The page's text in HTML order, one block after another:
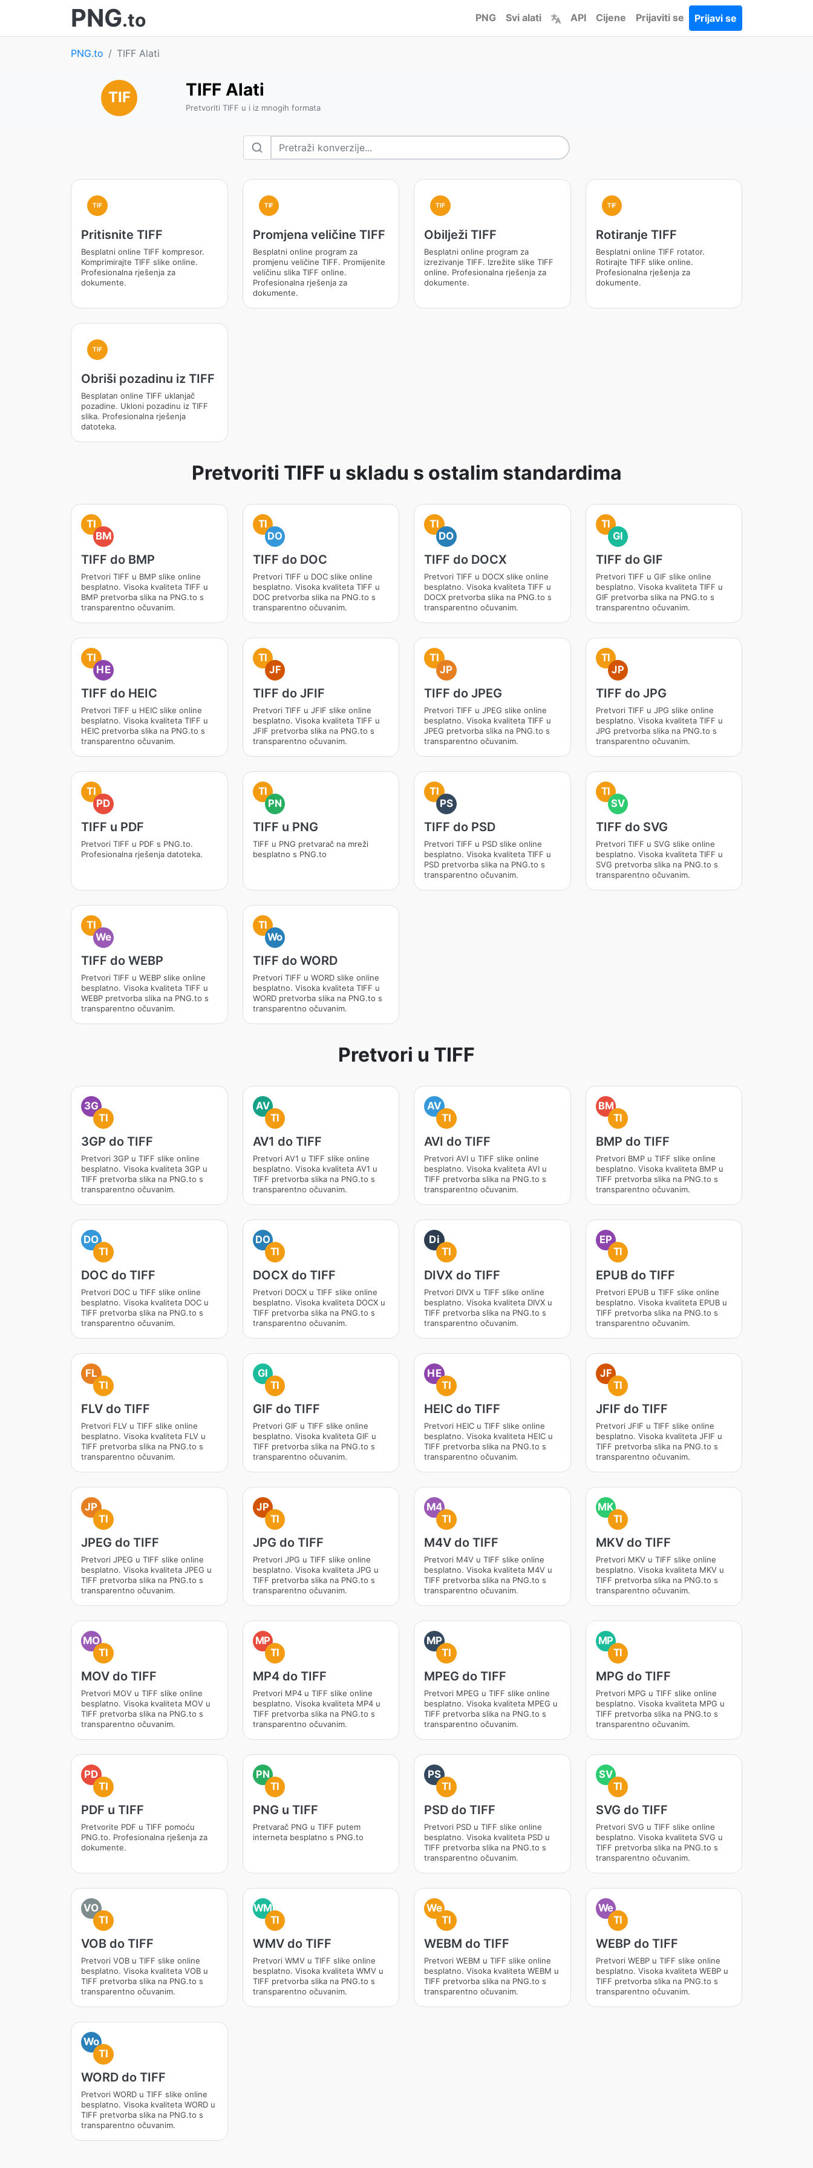
PNG.to PNG Svi alati API Cijene Prijaviti se Prijavi se
PNG.to TIFF Alati
TIF TIFF Alati
Pretvoriti TIFF u i iz mnogih formata
TIF
Pritisnite TIFF
Besplatni online TIFF kompresor.
Komprimirajte TIFF slike online.
Profesionalna rješenja za
dokumente.
TIF
Promjena veličine TIFF
Besplatni online program za
promjenu veličine TIFF. Promijenite
veličinu slika TIFF online.
Profesionalna rješenja za
dokumente.
TIF
Obilježi TIFF
Besplatni online program za
izrezivanje TIFF. Izrežite slike TIFF
online. Profesionalna rješenja za
dokumente.
TIF
Rotiranje TIFF
Besplatni online TIFF rotator.
Rotirajte TIFF slike online.
Profesionalna rješenja za
dokumente.
TIF
Obriši pozadinu iz TIFF
Besplatan online TIFF uklanjač
pozadine. Ukloni pozadinu iz TIFF
slika. Profesionalna rješenja
datoteka.
Pretvoriti TIFF u skladu s ostalim standardima
TI
BM
TIFF do BMP
Pretvori TIFF u BMP slike online
besplatno. Visoka kvaliteta TIFF u
BMP pretvorba slika na PNG.to s
transparentno očuvanim.
TI
DO
TIFF do DOC
Pretvori TIFF u DOC slike online
besplatno. Visoka kvaliteta TIFF u
DOC pretvorba slika na PNG.to s
transparentno očuvanim.
TI
DO
TIFF do DOCX
Pretvori TIFF u DOCX slike online
besplatno. Visoka kvaliteta TIFF u
DOCX pretvorba slika na PNG.to s
transparentno očuvanim.
TI
GI
TIFF do GIF
Pretvori TIFF u GIF slike online
besplatno. Visoka kvaliteta TIFF u
GIF pretvorba slika na PNG.to s
transparentno očuvanim.
TI
HE
TIFF do HEIC
Pretvori TIFF u HEIC slike online
besplatno. Visoka kvaliteta TIFF u
HEIC pretvorba slika na PNG.to s
transparentno očuvanim.
TI
JF
TIFF do JFIF
Pretvori TIFF u JFIF slike online
besplatno. Visoka kvaliteta TIFF u
JFIF pretvorba slika na PNG.to s
transparentno očuvanim.
TI
JP
TIFF do JPEG
Pretvori TIFF u JPEG slike online
besplatno. Visoka kvaliteta TIFF u
JPEG pretvorba slika na PNG.to s
transparentno očuvanim.
TI
JP
TIFF do JPG
Pretvori TIFF u JPG slike online
besplatno. Visoka kvaliteta TIFF u
JPG pretvorba slika na PNG.to s
transparentno očuvanim.
TI
PD
TIFF u PDF
Pretvori TIFF u PDF s PNG.to.
Profesionalna rješenja datoteka.
TI
PN
TIFF u PNG
TIFF u PNG pretvarač na mreži
besplatno s PNG.to
TI
PS
TIFF do PSD
Pretvori TIFF u PSD slike online
besplatno. Visoka kvaliteta TIFF u
PSD pretvorba slika na PNG.to s
transparentno očuvanim.
TI
SV
TIFF do SVG
Pretvori TIFF u SVG slike online
besplatno. Visoka kvaliteta TIFF u
SVG pretvorba slika na PNG.to s
transparentno očuvanim.
TI
We
TIFF do WEBP
Pretvori TIFF u WEBP slike online
besplatno. Visoka kvaliteta TIFF u
WEBP pretvorba slika na PNG.to s
transparentno očuvanim.
TI
Wo
TIFF do WORD
Pretvori TIFF u WORD slike online
besplatno. Visoka kvaliteta TIFF u
WORD pretvorba slika na PNG.to s
transparentno očuvanim.
Pretvori u TIFF
3G
TI
3GP do TIFF
Pretvori 3GP u TIFF slike online
besplatno. Visoka kvaliteta 3GP u
TIFF pretvorba slika na PNG.to s
transparentno očuvanim.
AV
TI
AV1 do TIFF
Pretvori AV1 u TIFF slike online
besplatno. Visoka kvaliteta AV1 u
TIFF pretvorba slika na PNG.to s
transparentno očuvanim.
AV
TI
AVI do TIFF
Pretvori AVI u TIFF slike online
besplatno. Visoka kvaliteta AVI u
TIFF pretvorba slika na PNG.to s
transparentno očuvanim.
BM
TI
BMP do TIFF
Pretvori BMP u TIFF slike online
besplatno. Visoka kvaliteta BMP u
TIFF pretvorba slika na PNG.to s
transparentno očuvanim.
DO
TI
DOC do TIFF
Pretvori DOC u TIFF slike online
besplatno. Visoka kvaliteta DOC u
TIFF pretvorba slika na PNG.to s
transparentno očuvanim.
DO
TI
DOCX do TIFF
Pretvori DOCX u TIFF slike online
besplatno. Visoka kvaliteta DOCX u
TIFF pretvorba slika na PNG.to s
transparentno očuvanim.
Di
TI
DIVX do TIFF
Pretvori DIVX u TIFF slike online
besplatno. Visoka kvaliteta DIVX u
TIFF pretvorba slika na PNG.to s
transparentno očuvanim.
EP
TI
EPUB do TIFF
Pretvori EPUB u TIFF slike online
besplatno. Visoka kvaliteta EPUB u
TIFF pretvorba slika na PNG.to s
transparentno očuvanim.
FL
TI
FLV do TIFF
Pretvori FLV u TIFF slike online
besplatno. Visoka kvaliteta FLV u
TIFF pretvorba slika na PNG.to s
transparentno očuvanim.
GI
TI
GIF do TIFF
Pretvori GIF u TIFF slike online
besplatno. Visoka kvaliteta GIF u
TIFF pretvorba slika na PNG.to s
transparentno očuvanim.
HE
TI
HEIC do TIFF
Pretvori HEIC u TIFF slike online
besplatno. Visoka kvaliteta HEIC u
TIFF pretvorba slika na PNG.to s
transparentno očuvanim.
JF
TI
JFIF do TIFF
Pretvori JFIF u TIFF slike online
besplatno. Visoka kvaliteta JFIF u
TIFF pretvorba slika na PNG.to s
transparentno očuvanim.
JP
TI
JPEG do TIFF
Pretvori JPEG u TIFF slike online
besplatno. Visoka kvaliteta JPEG u
TIFF pretvorba slika na PNG.to s
transparentno očuvanim.
JP
TI
JPG do TIFF
Pretvori JPG u TIFF slike online
besplatno. Visoka kvaliteta JPG u
TIFF pretvorba slika na PNG.to s
transparentno očuvanim.
M4
TI
M4V do TIFF
Pretvori M4V u TIFF slike online
besplatno. Visoka kvaliteta M4V u
TIFF pretvorba slika na PNG.to s
transparentno očuvanim.
MK
TI
MKV do TIFF
Pretvori MKV u TIFF slike online
besplatno. Visoka kvaliteta MKV u
TIFF pretvorba slika na PNG.to s
transparentno očuvanim.
MO
TI
MOV do TIFF
Pretvori MOV u TIFF slike online
besplatno. Visoka kvaliteta MOV u
TIFF pretvorba slika na PNG.to s
transparentno očuvanim.
MP
TI
MP4 do TIFF
Pretvori MP4 u TIFF slike online
besplatno. Visoka kvaliteta MP4 u
TIFF pretvorba slika na PNG.to s
transparentno očuvanim.
MP
TI
MPEG do TIFF
Pretvori MPEG u TIFF slike online
besplatno. Visoka kvaliteta MPEG u
TIFF pretvorba slika na PNG.to s
transparentno očuvanim.
MP
TI
MPG do TIFF
Pretvori MPG u TIFF slike online
besplatno. Visoka kvaliteta MPG u
TIFF pretvorba slika na PNG.to s
transparentno očuvanim.
PD
TI
PDF u TIFF
Pretvorite PDF u TIFF pomoću
PNG.to. Profesionalna rješenja za
dokumente.
PN
TI
PNG u TIFF
Pretvarač PNG u TIFF putem
interneta besplatno s PNG.to
PS
TI
PSD do TIFF
Pretvori PSD u TIFF slike online
besplatno. Visoka kvaliteta PSD u
TIFF pretvorba slika na PNG.to s
transparentno očuvanim.
SV
TI
SVG do TIFF
Pretvori SVG u TIFF slike online
besplatno. Visoka kvaliteta SVG u
TIFF pretvorba slika na PNG.to s
transparentno očuvanim.
VO
TI
VOB do TIFF
Pretvori VOB u TIFF slike online
besplatno. Visoka kvaliteta VOB u
TIFF pretvorba slika na PNG.to s
transparentno očuvanim.
WM
TI
WMV do TIFF
Pretvori WMV u TIFF slike online
besplatno. Visoka kvaliteta WMV u
TIFF pretvorba slika na PNG.to s
transparentno očuvanim.
We
TI
WEBM do TIFF
Pretvori WEBM u TIFF slike online
besplatno. Visoka kvaliteta WEBM u
TIFF pretvorba slika na PNG.to s
transparentno očuvanim.
We
TI
WEBP do TIFF
Pretvori WEBP u TIFF slike online
besplatno. Visoka kvaliteta WEBP u
TIFF pretvorba slika na PNG.to s
transparentno očuvanim.
Wo
TI
WORD do TIFF
Pretvori WORD u TIFF slike online
besplatno. Visoka kvaliteta WORD u
TIFF pretvorba slika na PNG.to s
transparentno očuvanim.